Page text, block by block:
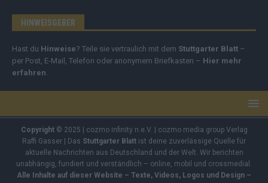
HINWEISGEBER
Hast du Hinweise? Teile sie vertraulich mit dem Stuttgarter Blatt –
per Post, E-Mail, Telefon oder anonymem Briefkasten – Hier mehr
erfahren
Copyright© 2025 | cozmo infinity n.e.V. | cozmo media group Verlag
Raffi Gasser | Das Stuttgarter Blatt ist deine zuverlässige Quelle für
aktuelle Nachrichten aus Deutschland und der Welt. Wir berichten
unabhängig, fundiert und verständlich – online, mobil und crossmedial.
Alle Inhalte auf dieser Website – Texte, Videos, Logos und Design –